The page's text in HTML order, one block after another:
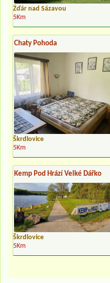
Žďár nad Sázavou
5Km
Chaty Pohoda
Škrdlovice
5Km
Kemp Pod Hrází Velké Dářko
Škrdlovice
5Km